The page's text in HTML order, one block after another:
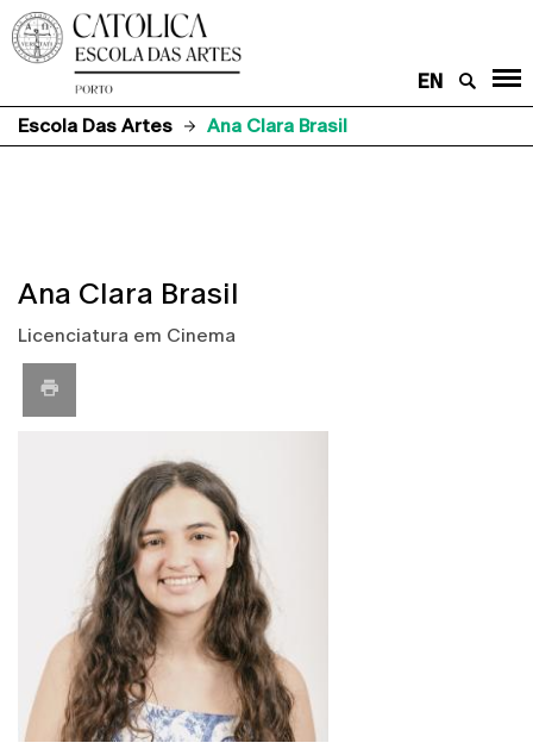
EN
Escola Das Artes
Ana Clara Brasil
Ana Clara Brasil
Licenciatura em Cinema